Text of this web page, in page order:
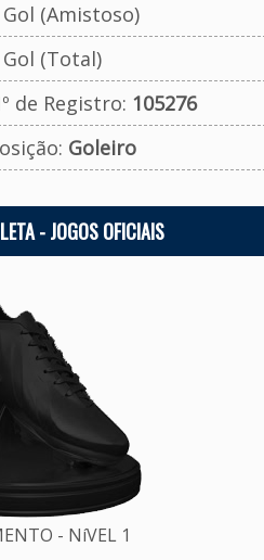
(Amistoso)
(Total)
de Registro: 105276
Goleiro
- JOGOS OFICIAIS
- NíVEL 1